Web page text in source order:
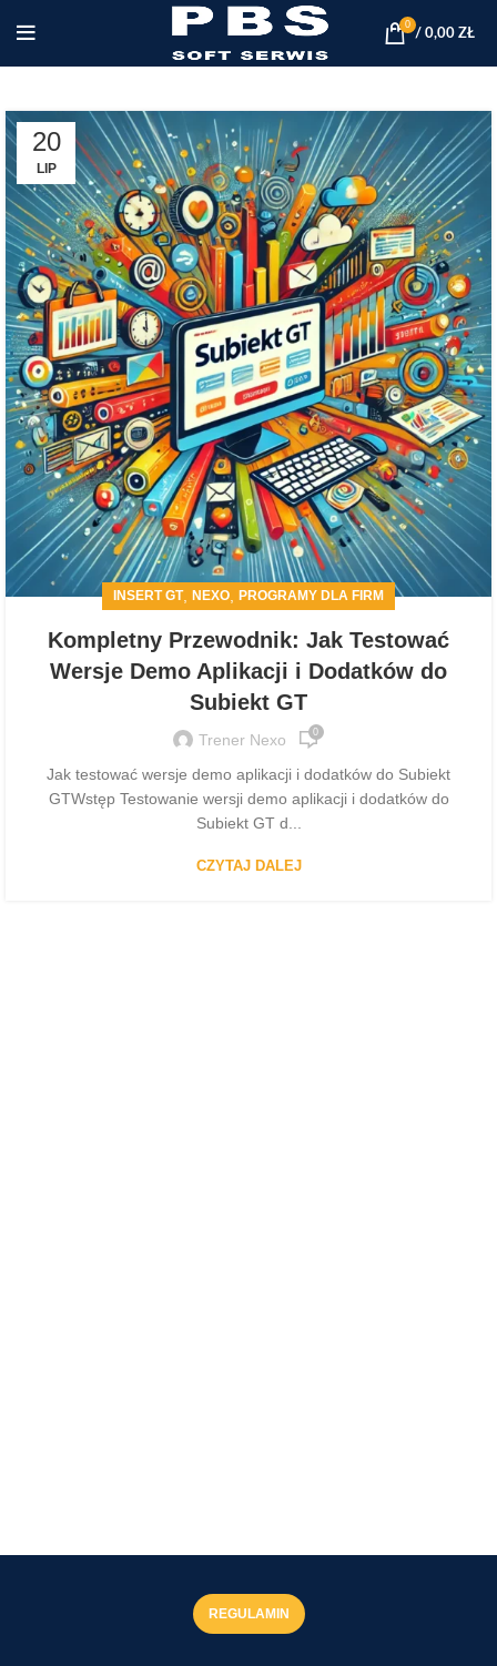
0
/ 0,00 ZŁ
20
LIP
INSERT GT, NEXO PROGRAMY DLA FIRM
Kompletny Przewodnik: Jak Testować
Wersje Demo Aplikacji i Dodatków do
Subiekt GT
Trener Nexo 0
Jak testować wersje demo aplikacji i dodatków do Subiekt
GTWstęp Testowanie wersji demo aplikacji i dodatków do
Subiekt GT d...
CZYTAJ DALEJ
REGULAMIN